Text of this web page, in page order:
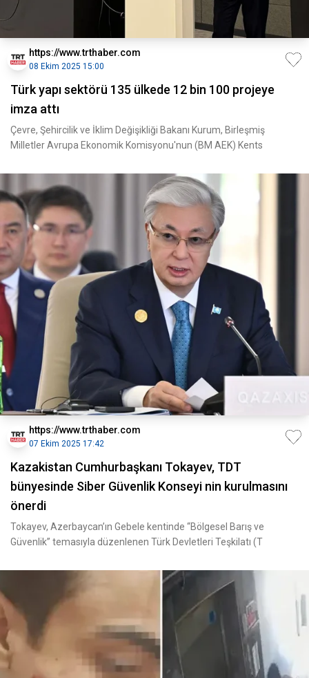
https://www.trthaber.com
08 Ekim 2025 15:00
Türk yapı sektörü 135 ülkede 12 bin 100 projeye
imza attı
Çevre, Şehircilik ve İklim Değişikliği Bakanı Kurum, Birleşmiş
Milletler Avrupa Ekonomik Komisyonu'nun (BM AEK) Kents
https://www.trthaber.com
07 Ekim 2025 17:42
Kazakistan Cumhurbaşkanı Tokayev, TDT
bünyesinde Siber Güvenlik Konseyi nin kurulmasını
önerdi
Tokayev, Azerbaycan’ın Gebele kentinde “Bölgesel Barış ve
Güvenlik” temasıyla düzenlenen Türk Devletleri Teşkilatı (T